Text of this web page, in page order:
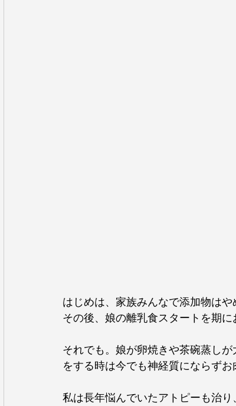
はじめは、家族みんなで添加物は
その後、娘の離乳食スタートを期
それでも。娘が卵焼きや茶碗蒸し
をする時は今でも神経質にならず
私は長年悩んでいたアトピーも治り